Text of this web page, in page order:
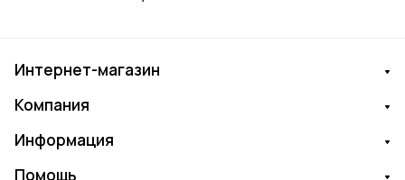
Интернет-магазин
Компания
Информация
Помощь